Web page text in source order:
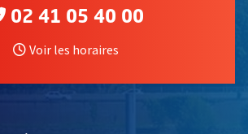
02 41 05 40 00
Voir les horaires